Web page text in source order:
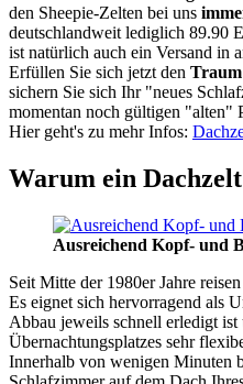
den Sheepie-Zelten bei uns
deutschlandweit lediglich 89.90
ist natürlich auch ein Versand in
Erfüllen Sie sich jetzt den Traum
sichern Sie sich Ihr "neues
momentan noch gültigen "alten"
Hier geht's zu mehr Infos:
Warum ein
Ausreichend Kopf- und
Seit Mitte der 1980er Jahre
Es eignet sich hervorragend als
Abbau jeweils schnell erledigt
Übernachtungsplatzes sehr
Innerhalb von wenigen Minuten